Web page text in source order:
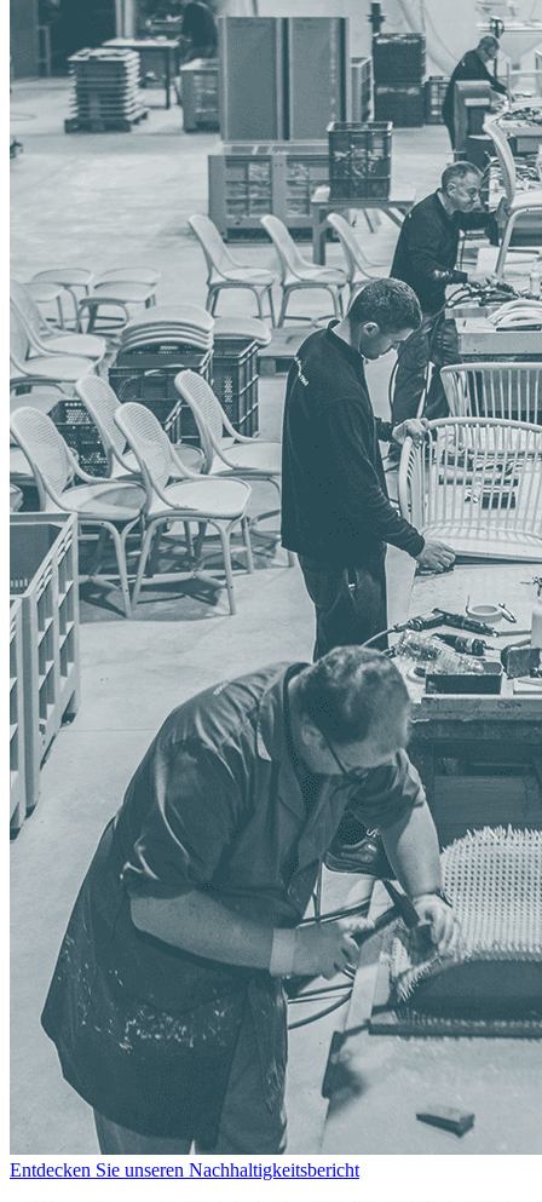
Entdecken Sie unseren Nachhaltigkeitsbericht